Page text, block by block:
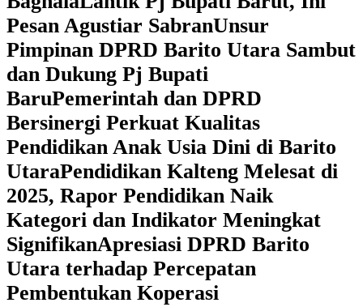
Pesan Agustiar SabranUnsur
Pimpinan DPRD Barito Utara Sambut
dan Dukung Pj Bupati
BaruPemerintah dan DPRD
Bersinergi Perkuat Kualitas
Pendidikan Anak Usia Dini di Barito
Utara‎Pendidikan Kalteng Melesat di
2025, Rapor Pendidikan Naik
Kategori dan Indikator Meningkat
SignifikanApresiasi DPRD Barito
Utara terhadap Percepatan
Pembentukan Koperasi